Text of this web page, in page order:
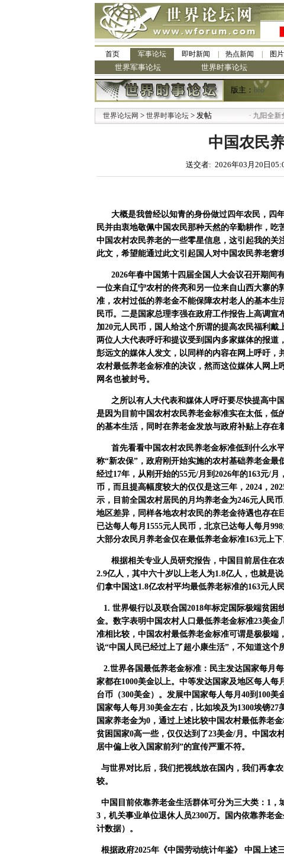
首页 军事论坛 即时新闻 热点新闻 图
世界军事论坛 世界时事论坛
版主： bob
世界论坛网 > 世界时事论坛 > 发帖 九阳全新免清洗
中国农民
送交者: 2026年03月20日
大概是我曾经以知青的身份做过四年农民，四
民并由衷地敬佩中国农民那种天然的辛勤耕作，
中国农村农民养老的一些零星信息，这引起我的
此文，希望能通过此文引起国人对中国农民养老窘
2026年春中国第十四届全国人大会议召开期间
一位来自辽宁农村的佟亮和另一位来自山西大寨
准，农村过低的养老金不能保障农村老人的基本生
民币。二是国家总理李强在政府工作报告上高调宣
加20元人民币，国人给这个所谓的提高农民福利戴
两位人大代表呼吁和提议受到国内多家媒体的报道
彭远文的媒体人发文，以同样的内容在网上呼吁
农村最低养老金标准的决议，然而这位媒体人网上
网名也被封号。
之所以有人大代表和媒体人呼吁要尽快提高中
是因为目前中国农村农民养老金标准实在太低，
的基本生活，同时在养老金发放与政府补贴上存在
首先看看中国农村农民养老金标准低到什么水
称“新农保” ，政府刚开始实施的农村基础养老金最
经过17年，从刚开始的55元/月到 2026年的163元/月
币，而且提高幅度较大的仅仅是这三年， 2024 ，
示，目前全国农村居民的月均养老金为246元人民
地区差异，同样各地农村农民的养老金待遇也存
已达每人每月 1555元人民币，北京已达每人每月 998
大部分农民月养老金仅在最低养老金标准163元上下
根据相关专业人员研究报告，中国目前居住在
2.9亿人，其中六十岁以上老人为1.8亿人，也就是
们拿中国这1.8亿农村平均最低养老标准的163元人
1. 世界银行以及联合国2018年标定国际极端贫困
金。数字表明中国农村人口最低养老金标准23美金
准相比较，中国农村最低养老金标准可谓是极极
说“中国人民已经过上了超小康生活” ，不知道这个
2.世界各国最低养老金标准：民主发达国家每月
家都在1000美金以上。中等发达国家及地区每人每月
台币（300美金）。发展中国家每人每月 40到 100美
国家每人每月 30美金左右，比如埃及为1300埃镑27
国家养老金为0 ，通过上述比较中国农村最低养老
贫困国家0高一些，仅仅达到了23美金/月。中国农
居中偏上收入国家前列”的宣传严重不符。
与世界对比后，我们把视线放在国内，我们再拿
较。
中国目前依靠养老金生活群体可分为三大类： 1 ，
3 ，机关事业单位退休人员2300万。国内依靠养老
计数据）。
根据政府2025年《中国劳动统计年鉴》 中国上述